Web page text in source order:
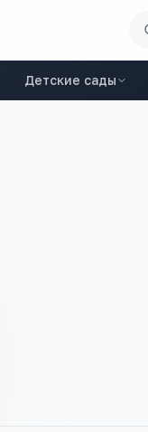
Детские сады